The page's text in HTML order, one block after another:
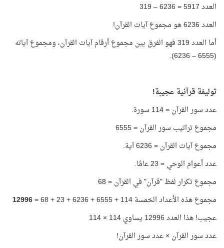
العدد 5917 = 6236 – 319
العدد 6236 هو مجموع آيات القرآن!
أما العدد 319 فهو الفرق بين مجموع أرقام آيات القرآن، ومجموع آياته
(6555 – 6236).
توليفة قرآنية عجيبة!
عدد سور القرآن = 114 سورة.
مجموع تراتيب سور القرآن = 6555
مجموع آيات القرآن = 6236 آية.
عدد أعوام الوحي = 23 عامًا.
مجموع تكرار لفظ "قرآن" في القرآن = 68
مجموع هذه الأعداد الخمسة 114 + 6555 + 6236 + 23 + 68 =
12996
عجيب! هذا العدد 12996 يساوي 114 × 114
عدد سور القرآن × عدد سور القرآن!